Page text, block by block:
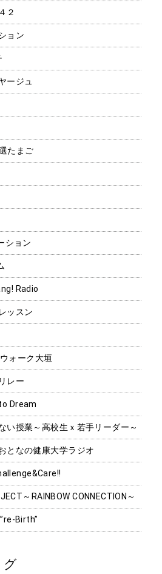
２
ョン
ージュ
たまご
ション
Radio
ッスン
ウォーク大垣
レー
Dream
い授業～高校生ｘ若手リーダー～
となの健康大学ラジオ
～RAINBOW CONNECTION～
Birth”
グ